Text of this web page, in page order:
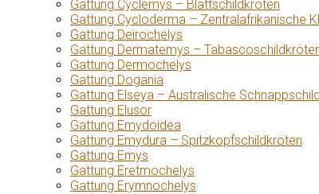
Gattung Cyclemys – Blattschildkröten
Gattung Cycloderma – Zentralafrikanische
Gattung Deirochelys
Gattung Dermatemys –
Gattung Dermochelys
Gattung Dogania
Gattung Elseya – Australische
Gattung Elusor
Gattung Emydoidea
Gattung Emydura – Spitzkopfschildkröten
Gattung Emys
Gattung Eretmochelys
Gattung Erymnochelys